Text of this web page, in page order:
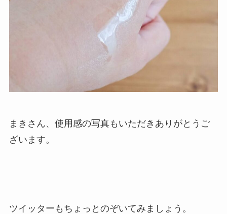
まきさん、使用感の写真もいただきありがとうご
ざいます。
ツイッターもちょっとのぞいてみましょう。